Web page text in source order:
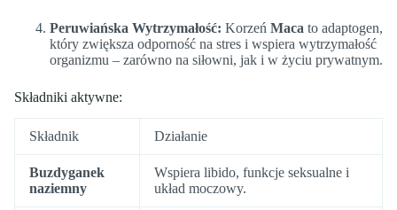
Peruwiańska Wytrzymałość: Korzeń Maca to adaptogen,
który zwiększa odporność na stres i wspiera wytrzymałość
organizmu – zarówno na siłowni, jak i w życiu prywatnym.
Składniki aktywne:
Składnik Działanie
Buzdyganek
naziemny
Wspiera libido, funkcje seksualne i
układ moczowy.